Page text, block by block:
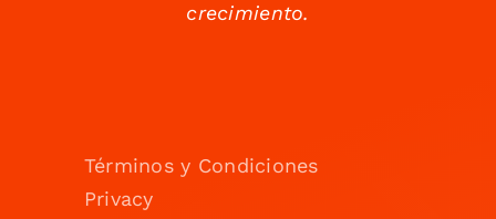
crecimiento.
Términos y Condiciones
Privacy